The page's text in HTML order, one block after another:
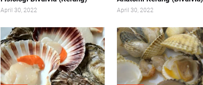
April 30, 2022 April 30, 2022